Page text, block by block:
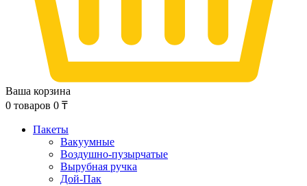
Ваша корзина
0 товаров 0 ₸
Пакеты
Вакуумные
Воздушно-пузырчатые
Вырубная ручка
Дой-Пак